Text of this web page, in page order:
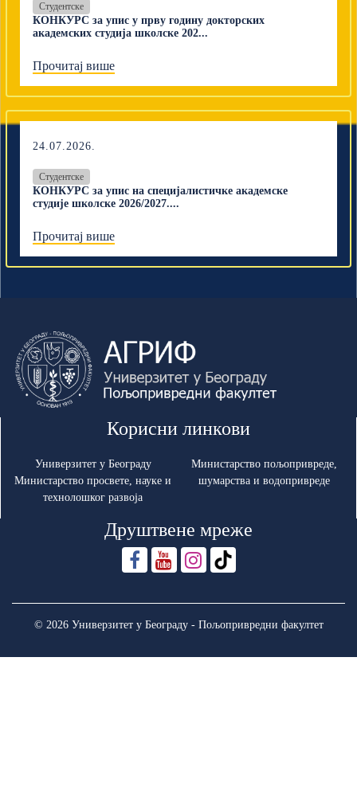
Студентске
КОНКУРС за упис у прву годину докторских
академских студија школске 202...
Прочитај више
24.07.2026.
Студентске
КОНКУРС за упис на специјалистичке академске
студије школске 2026/2027....
Прочитај више
Корисни линкови
Универзитет у Београду
Министарство просвете, науке и
технолошког развоја
Министарство пољопривреде,
шумарства и водопривреде
Друштвене мреже
© 2026 Универзитет у Београду - Пољопривредни факултет